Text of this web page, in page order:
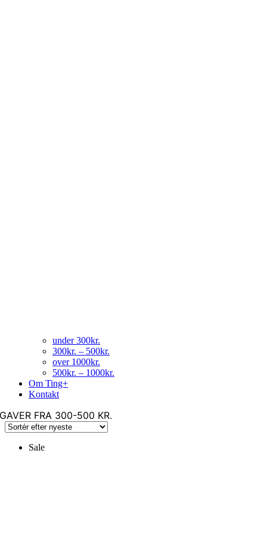
under 300kr.
300kr. – 500kr.
over 1000kr.
500kr. – 1000kr.
Om Ting+
Kontakt
GAVER FRA 300-500 KR.
Sale